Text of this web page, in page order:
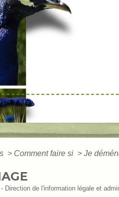
> Comment faire si > Je
Direction de l'information légale et